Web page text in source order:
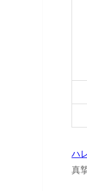
ハ
真